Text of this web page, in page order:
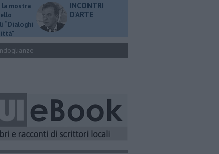
la mostra
“Dialoghi
INCONTRI
D'ARTE